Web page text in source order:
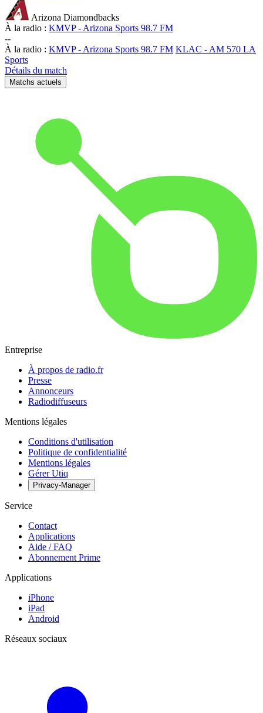
Arizona Diamondbacks
À la radio : KMVP - Arizona Sports 98.7 FM
--
À la radio : KMVP - Arizona Sports 98.7 FM KLAC - AM 570 LA
Sports
Détails du match
Matchs actuels
Entreprise
À propos de radio.fr
Presse
Annonceurs
Radiodiffuseurs
Mentions légales
Conditions d'utilisation
Politique de confidentialité
Mentions légales
Gérer Utiq
Privacy-Manager
Service
Contact
Applications
Aide / FAQ
Abonnement Prime
Applications
iPhone
iPad
Android
Réseaux sociaux